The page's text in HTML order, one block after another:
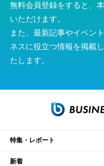
無料会員登録をすると、
いただけます。
また、最新記事やイベン
ネスに役立つ情報を掲載
たします。
特集・レポート
新着